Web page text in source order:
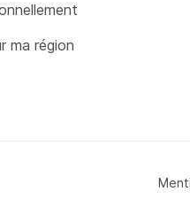
ma région